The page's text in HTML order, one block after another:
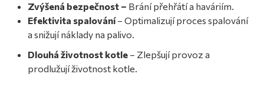
Zvýšená bezpečnost – Brání přehřátí a haváriím.
Efektivita spalování– Optimalizují proces spalování
a snižují náklady na palivo.
Dlouhá životnost kotle – Zlepšují provoz a
prodlužují životnost kotle.